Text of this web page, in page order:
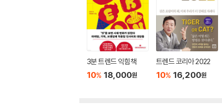
3분 트렌드 익힘책
10% 18,000원
트렌드 코리아 2022
10% 16,200원